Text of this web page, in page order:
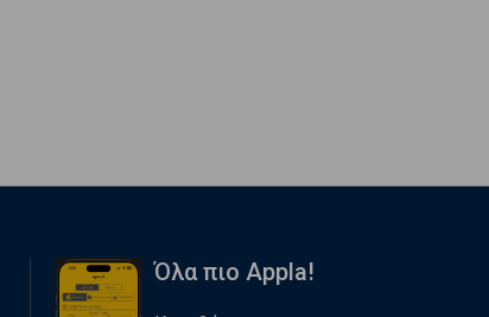
Όλα πιο Appla!